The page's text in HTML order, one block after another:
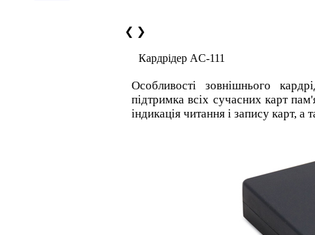
❮ ❯
Кардрідер AC-111
Особливості зовнішнього
підтримка всіх сучасних карт
індикація читання і запису карт, а